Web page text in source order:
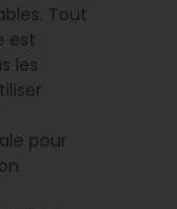
Tout
est
les
pour